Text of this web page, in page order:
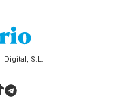
Digital, S.L.
TikTok
Telegram